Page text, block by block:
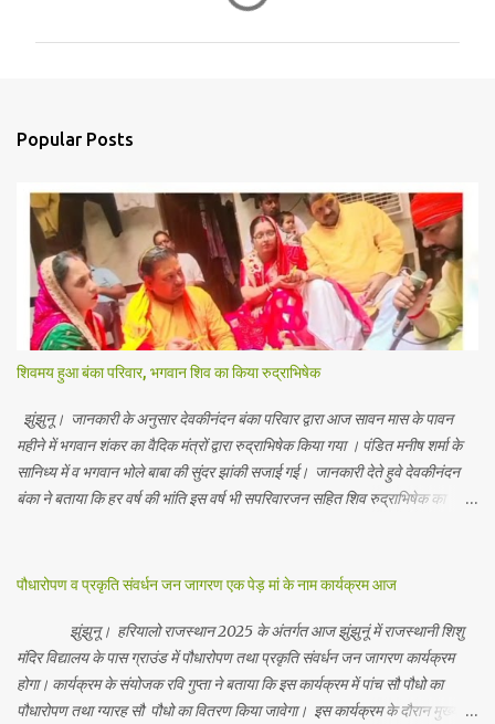
s
Popular Posts
शिवमय हुआ बंका परिवार, भगवान शिव का किया रुद्राभिषेक
झुंझुनू। जानकारी के अनुसार देवकीनंदन बंका परिवार द्वारा आज सावन मास के पावन
महीने में भगवान शंकर का वैदिक मंत्रों द्वारा रुद्राभिषेक किया गया । पंडित मनीष शर्मा के
सानिध्य में व भगवान भोले बाबा की सुंदर झांकी सजाई गई। जानकारी देते हुवे देवकीनंदन
बंका ने बताया कि हर वर्ष की भांति इस वर्ष भी सपरिवारजन सहित शिव रुद्राभिषेक का
भाविक, लाडो, मीना, रेनू, निर्मला, दीक्षा, मनीषा आदि सभी परिवार जन उपस्थित रहे।
guarantee the information is 100% accurate
पौधारोपण व प्रकृति संवर्धन जन जागरण एक पेड़ मां के नाम कार्यक्रम आज
झुंझुनू। हरियालो राजस्थान 2025 के अंतर्गत आज झुंझुनूं में राजस्थानी शिशु
मंदिर विद्यालय के पास ग्राउंड में पौधारोपण तथा प्रकृति संवर्धन जन जागरण कार्यक्रम
होगा। कार्यक्रम के संयोजक रवि गुप्ता ने बताया कि इस कार्यक्रम में पांच सौ पौधो का
पौधारोपण तथा ग्यारह सौ पौधो का वितरण किया जावेगा। इस कार्यक्रम के दौरान मुख्य